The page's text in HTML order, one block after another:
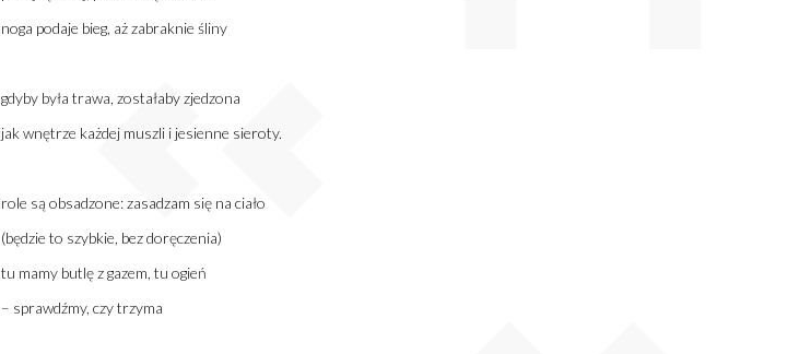
noga podaje bieg, aż zabraknie śliny
gdyby była trawa, zostałaby zjedzona
jak wnętrze każdej muszli i jesienne sieroty.
role są obsadzone: zasadzam się na ciało
(będzie to szybkie, bez doręczenia)
tu mamy butlę z gazem, tu ogień
– sprawdźmy, czy trzyma